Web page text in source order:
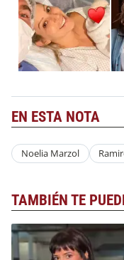
EN ESTA NOTA
Noelia Marzol
TAMBIÉN TE